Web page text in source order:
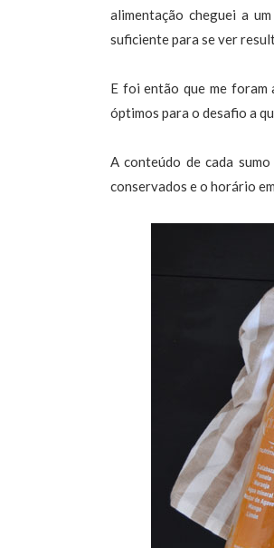
alimentação cheguei a
suficiente para se ver
E foi então que me foram
óptimos para o desafio a
A conteúdo de cada
conservados e o horário